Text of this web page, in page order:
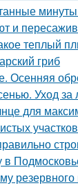
и
теплый
гриб
Осенняя
Уход
для
в